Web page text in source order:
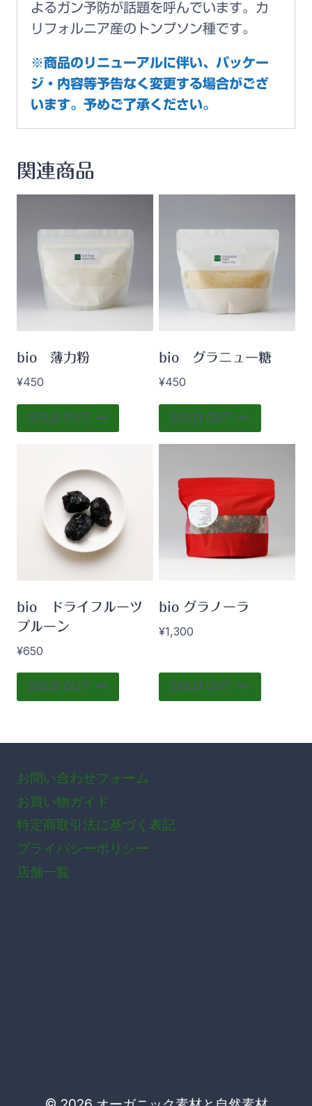
よるガン予防が話題を呼んでいます。カ
リフォルニア産のトンプソン種です。
※商品のリニューアルに伴い、パッケー
ジ・内容等予告なく変更する場合がござ
います。予めご了承ください。
関連商品
bio 薄力粉
¥450
SOLD OUT
bio グラニュー糖
¥450
SOLD OUT
bio ドライフルーツ
プルーン
¥650
SOLD OUT
bio グラノーラ
¥1,300
SOLD OUT
の
品
す。
お問い合わせフォーム
お買い物ガイド
特定商取引法に基づく表記
プライバシーポリシー
店舗一覧